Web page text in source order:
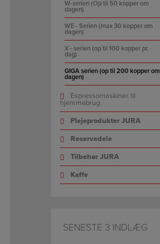
W-serien (Op til 50 kopper om
dagen)
WE - Serien (max 30 kopper om
dagen)
X - serien (op til 100 kopper pr.
dag)
GIGA serien (op til 200 kopper om
dagen)
Espressomaskiner til
hjemmebrug
Plejeprodukter JURA
Reservedele
Tilbehør JURA
Kaffe
SENESTE 3 INDLÆG